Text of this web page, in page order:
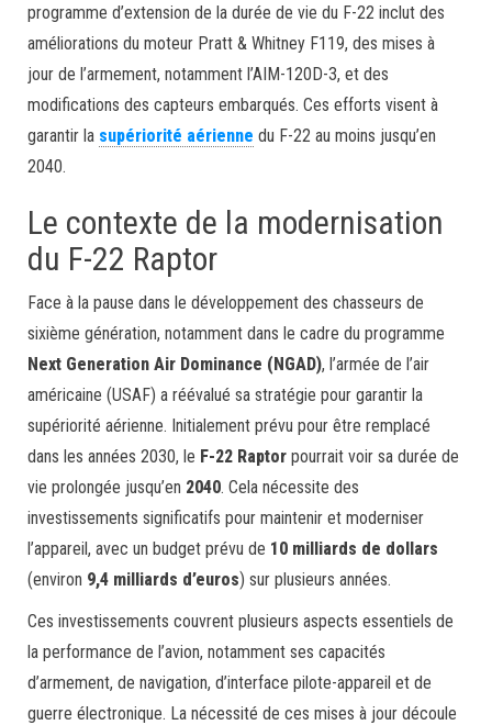
programme d’extension de la durée de vie du F-22 inclut des
améliorations du moteur Pratt & Whitney F119, des mises à
jour de l’armement, notamment l’AIM-120D-3, et des
modifications des capteurs embarqués. Ces efforts visent à
garantir la supériorité aérienne du F-22 au moins jusqu’en
2040.
Le contexte de la modernisation
du F-22 Raptor
Face à la pause dans le développement des chasseurs de
sixième génération, notamment dans le cadre du programme
Next Generation Air Dominance (NGAD), l’armée de l’air
américaine (USAF) a réévalué sa stratégie pour garantir la
supériorité aérienne. Initialement prévu pour être remplacé
dans les années 2030, le F-22 Raptor pourrait voir sa durée de
vie prolongée jusqu’en 2040. Cela nécessite des
investissements significatifs pour maintenir et moderniser
l’appareil, avec un budget prévu de 10 milliards de dollars
(environ 9,4 milliards d’euros) sur plusieurs années.
Ces investissements couvrent plusieurs aspects essentiels de
la performance de l’avion, notamment ses capacités
d’armement, de navigation, d’interface pilote-appareil et de
guerre électronique. La nécessité de ces mises à jour découle